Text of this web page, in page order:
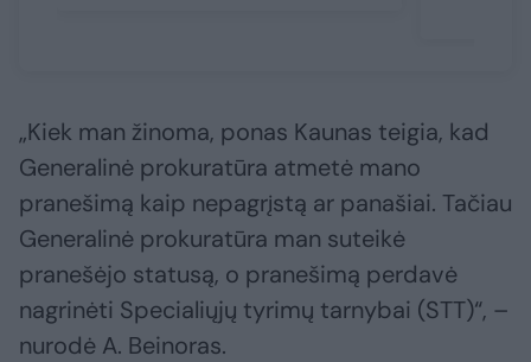
„Kiek man žinoma, ponas Kaunas teigia, kad
Generalinė prokuratūra atmetė mano
pranešimą kaip nepagrįstą ar panašiai. Tačiau
Generalinė prokuratūra man suteikė
pranešėjo statusą, o pranešimą perdavė
nagrinėti Specialiųjų tyrimų tarnybai (STT)“, –
nurodė A. Beinoras.